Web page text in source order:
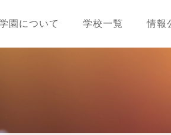
園について 学校一覧 情報